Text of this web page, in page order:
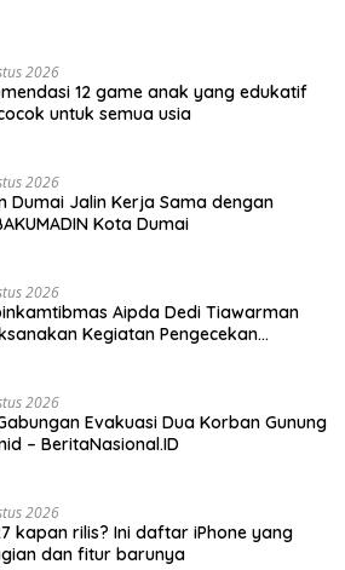
2026
12 game anak yang edukatif
untuk semua usia
2026
Dumai Jalin Kerja Sama dengan
Kota Dumai
2026
Aipda Dedi Tiawarman
Kegiatan Pengecekan
2026
Evakuasi Dua Korban Gunung
– BeritaNasional.ID
2026
kapan rilis? Ini daftar iPhone yang
dan fitur barunya